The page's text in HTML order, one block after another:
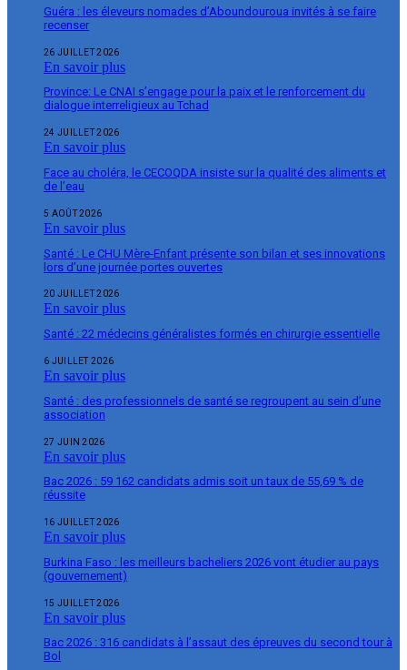
Guéra : les éleveurs nomades d’Aboundouroua invités à se faire
recenser
26 JUILLET 2026
En savoir plus
Province: Le CNAI s’engage pour la paix et le renforcement du
dialogue interreligieux au Tchad
24 JUILLET 2026
En savoir plus
Face au choléra, le CECOQDA insiste sur la qualité des aliments et
de l’eau
5 AOÛT 2026
En savoir plus
Santé : Le CHU Mère-Enfant présente son bilan et ses innovations
lors d’une journée portes ouvertes
20 JUILLET 2026
En savoir plus
Santé : 22 médecins généralistes formés en chirurgie essentielle
6 JUILLET 2026
En savoir plus
Santé : des professionnels de santé se regroupent au sein d’une
association
27 JUIN 2026
En savoir plus
Bac 2026 : 59 162 candidats admis soit un taux de 55,69 % de
réussite
16 JUILLET 2026
En savoir plus
Burkina Faso : les meilleurs bacheliers 2026 vont étudier au pays
(gouvernement)
15 JUILLET 2026
En savoir plus
Bac 2026 : 316 candidats à l’assaut des épreuves du second tour à
Bol